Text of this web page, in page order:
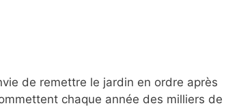
de remettre le jardin en ordre après
chaque année des milliers de